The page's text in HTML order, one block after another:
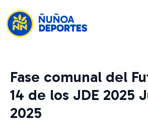
Fase comunal del
14 de los JDE 2025
2025